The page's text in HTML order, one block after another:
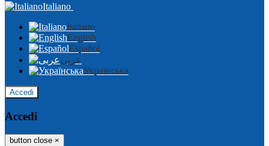
Italiano
Italiano
English
Español
عربى
Українська
Accedi
Accedi
button close ×